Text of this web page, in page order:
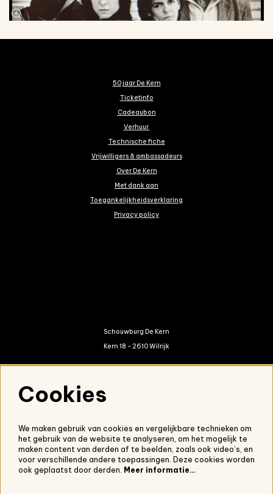
50 jaar De Kern
Ticketinfo
Cadeaubon
Verhuur
Technische fiche
Vrijwilligers & ambassadeurs
Over De Kern
Met dank aan
Toegankelijkheidsverklaring
Privacy policy
Schouwburg De Kern
Kern 18 - 2610 Wilrijk
Nieuwsbrief
Onze nieuwsbrief ontvangen?Schrijf je in.
Cookies
We maken gebruik van cookies en vergelijkbare technieken om
het gebruik van de website te analyseren, om het mogelijk te
maken content van derden af te beelden, zoals ook video’s, en
voor verschillende andere toepassingen. Deze cookies worden
ook geplaatst door derden. Meer informatie…